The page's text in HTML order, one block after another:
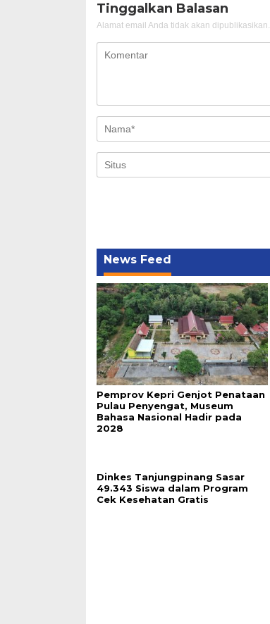
Tinggalkan Balasan
Alamat email Anda tidak akan dipublikasikan.
News Feed
Pemprov Kepri Genjot Penataan
Pulau Penyengat, Museum
Bahasa Nasional Hadir pada
2028
Dinkes Tanjungpinang Sasar
49.343 Siswa dalam Program
Cek Kesehatan Gratis